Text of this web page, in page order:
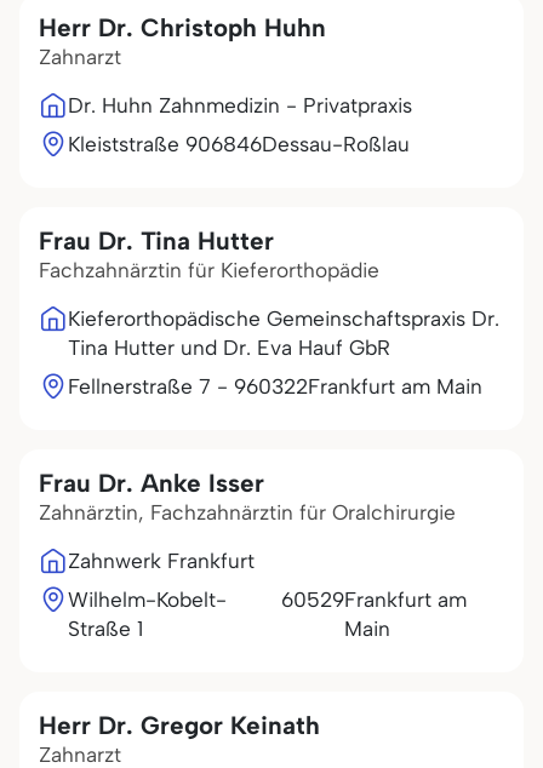
Herr Dr. Christoph Huhn
Zahnarzt
Dr. Huhn Zahnmedizin - Privatpraxis
Kleiststraße 906846Dessau-Roßlau
Frau Dr. Tina Hutter
Fachzahnärztin für Kieferorthopädie
Kieferorthopädische Gemeinschaftspraxis Dr.
Tina Hutter und Dr. Eva Hauf GbR
Fellnerstraße 7 - 960322Frankfurt am Main
Frau Dr. Anke Isser
Zahnärztin, Fachzahnärztin für Oralchirurgie
Zahnwerk Frankfurt
Wilhelm-Kobelt-
Straße 1
60529Frankfurt am
Main
Herr Dr. Gregor Keinath
Zahnarzt